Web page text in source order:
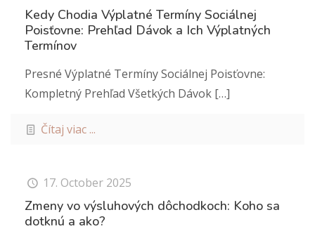
Kedy Chodia Výplatné Termíny Sociálnej
Poisťovne: Prehľad Dávok a Ich Výplatných
Termínov
Presné Výplatné Termíny Sociálnej Poisťovne:
Kompletný Prehľad Všetkých Dávok […]
Čítaj viac ...
17. October 2025
Zmeny vo výsluhových dôchodkoch: Koho sa
dotknú a ako?